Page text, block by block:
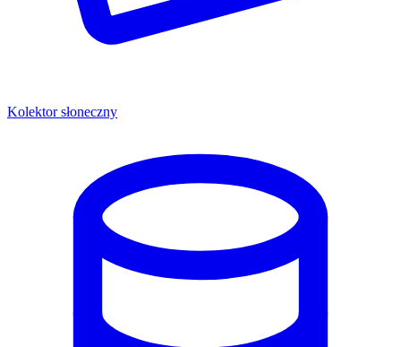
Kolektor słoneczny